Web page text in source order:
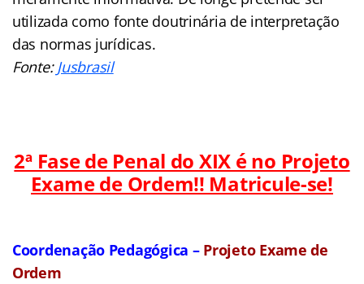
utilizada como fonte doutrinária de interpretação
das normas jurídicas.
Fonte:Jusbrasil
2ª Fase de Penal do XIX é no Projeto
Exame de Ordem!! Matricule-se!
Coordenação Pedagógica – Projeto Exame de
Ordem